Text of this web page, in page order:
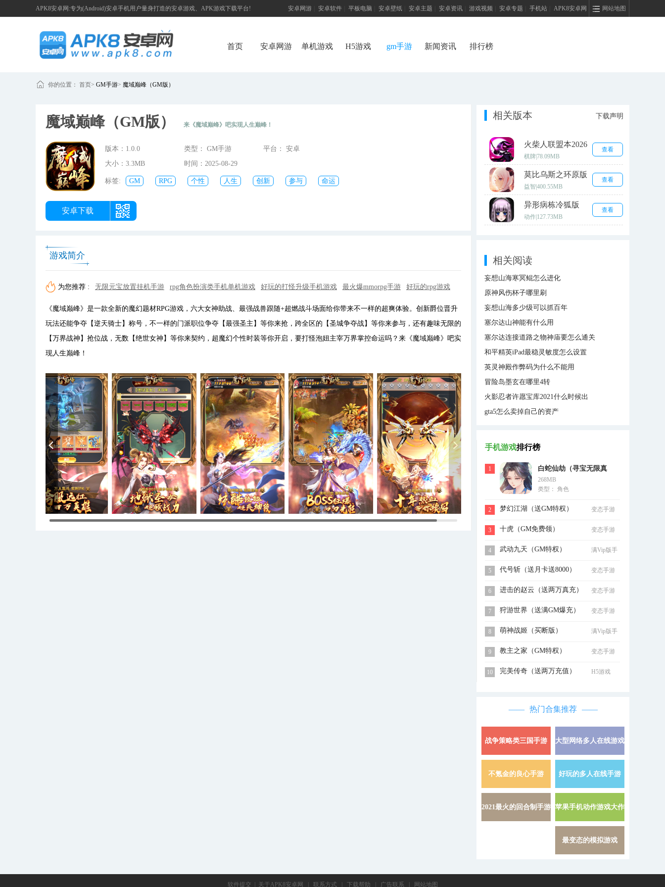
APK8安卓网:专为(Android)安卓手机用户量身打造的安卓游戏、APK游戏下载平台! 网站地图
安卓网游 安卓软件 平板电脑 安卓壁纸 安卓主题 安卓资讯 游戏视频 安卓专题 手机站 APK8安卓网
首页 安卓网游 单机游戏 H5游戏 gm手游 新闻资讯 排行榜
你的位置： 首页> GM手游> 魔域巅峰（GM版）
魔域巅峰（GM版） 来《魔域巅峰》吧实现人生巅峰！
版本：1.0.0 类型： GM手游
平台： 安卓
大小：3.3MB
时间：2025-08-29
08:09:42
标签: GM RPG 个性 人生 创新 参与
命运
安卓下载
游戏简介
为您推荐 : 无限元宝放置挂机手游 rpg角色扮演类手机单机游戏 好玩的打怪升级手机游戏 最火爆mmorpg手游 好玩的rpg游戏
《魔域巅峰》是一款全新的魔幻题材RPG游戏，六大女神助战、最强战兽跟随+超燃战斗场面给你带来不一样的超爽体验。创新爵位晋升
玩法还能争夺【逆天骑士】称号，不一样的门派职位争夺【最强圣主】等你来抢，跨全区的【圣城争夺战】等你来参与，还有趣味无限的
【万界战神】抢位战，无数【绝世女神】等你来契约，超魔幻个性时装等你开启，要打怪泡妞主宰万界掌控命运吗？来《魔域巅峰》吧实
现人生巅峰！
相关版本 下载声明
火柴人联盟本2026
安卓版
棋牌78.09MB
查看
莫比乌斯之环原版
益智400.55MB
查看
异形病栋冷狐版
动作 127.73MB
查看
相关阅读
妄想山海寒冥鲲怎么进化
原神风伤杯子哪里刷
妄想山海多少级可以抓百年
塞尔达山神能有什么用
塞尔达连接道路之物神庙要怎么通关
和平精英iPad最稳灵敏度怎么设置
英灵神殿作弊码为什么不能用
冒险岛墨玄在哪里4转
火影忍者许愿宝库2021什么时候出
gta5怎么卖掉自己的资产
手机游戏排行榜
1
白蛇仙劫（寻宝无限真
充）
268MB
类型： 角色
2 梦幻江湖（送GM特权） 变态手游
3 十虎（GM免费领） 变态手游
4 武动九天（GM特权）
满Vip版手
5
代号斩（送月卡送8000） 变态手游
6 进击的赵云（送两万真充） 变态手游
7 狩游世界（送满GM爆充） 变态手游
8 萌神战姬（买断版）
满Vip版手
9
教主之家（GM特权） 变态手游
10 完美传奇（送两万充值） H5游戏
热门合集推荐
战争策略类三国手游 详情 »
大型网络多人在线游戏
不氪金的良心手游 详情 »
好玩的多人在线手游
2021最火的回合制手游 详情 »
苹果手机动作游戏大作
最变态的模拟游戏
软件提交 关于APK8安卓网 联系方式 下载帮助 广告联系 网站地图